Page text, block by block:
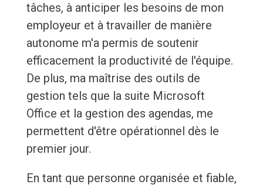
tâches, à anticiper les besoins de mon
employeur et à travailler de manière
autonome m'a permis de soutenir
efficacement la productivité de l'équipe.
De plus, ma maîtrise des outils de
gestion tels que la suite Microsoft
Office et la gestion des agendas, me
permettent d'être opérationnel dès le
premier jour.
En tant que personne organisée et fiable,